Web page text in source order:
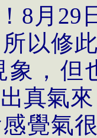
8 月 29
以修
象，但
真氣
覺氣